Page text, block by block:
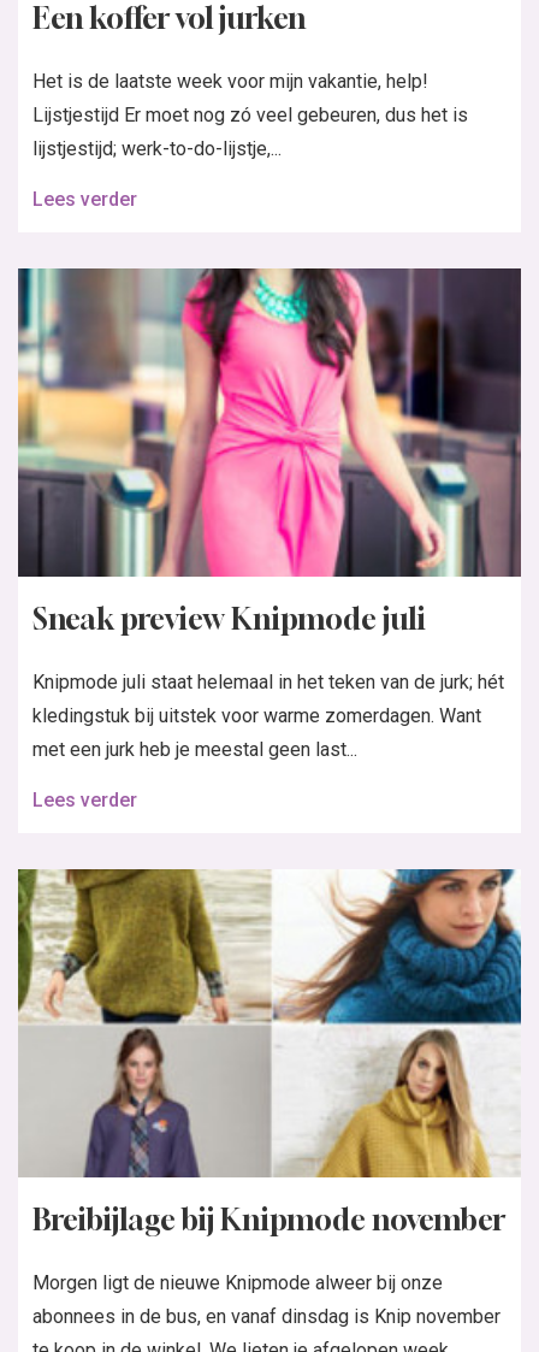
Een koffer vol jurken
Het is de laatste week voor mijn vakantie, help!
Lijstjestijd Er moet nog zó veel gebeuren, dus het is
lijstjestijd; werk-to-do-lijstje,...
Lees verder
Sneak preview Knipmode juli
Knipmode juli staat helemaal in het teken van de jurk; hét
kledingstuk bij uitstek voor warme zomerdagen. Want
met een jurk heb je meestal geen last...
Lees verder
Breibijlage bij Knipmode november
Morgen ligt de nieuwe Knipmode alweer bij onze
abonnees in de bus, en vanaf dinsdag is Knip november